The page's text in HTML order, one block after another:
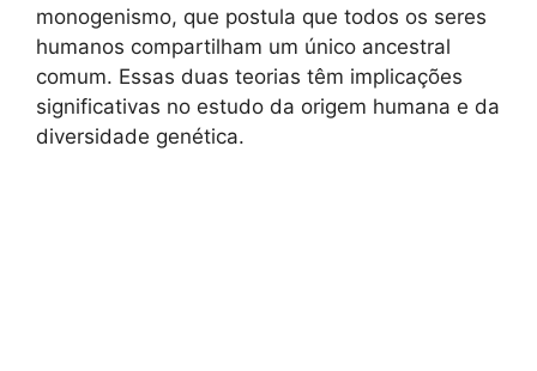
monogenismo, que postula que todos os seres
humanos compartilham um único ancestral
comum. Essas duas teorias têm implicações
significativas no estudo da origem humana e da
diversidade genética.